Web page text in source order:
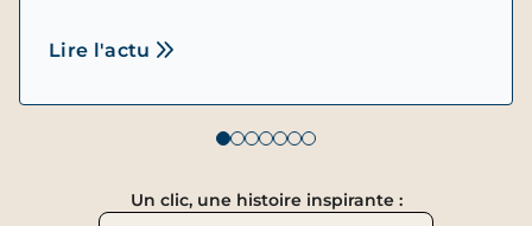
Lire l'actu
Un clic, une histoire inspirante :